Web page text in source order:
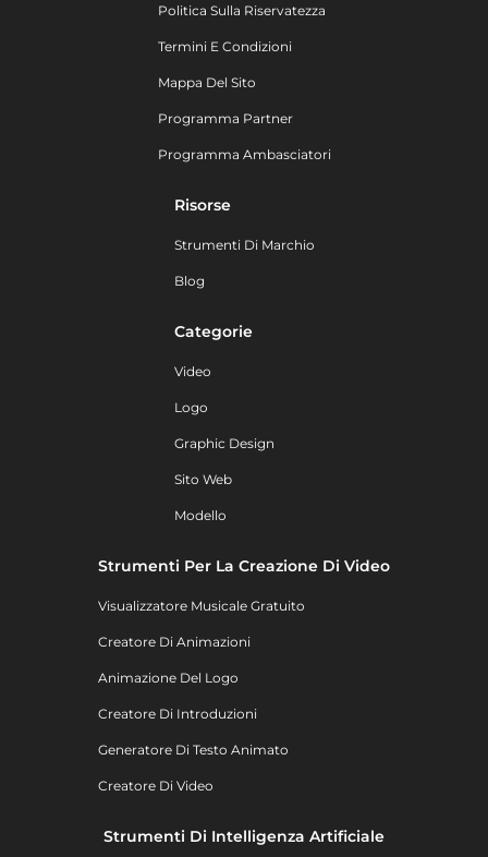
Politica Sulla Riservatezza
Termini E Condizioni
Mappa Del Sito
Programma Partner
Programma Ambasciatori
Risorse
Strumenti Di Marchio
Blog
Categorie
Video
Logo
Graphic Design
Sito Web
Modello
Strumenti Per La Creazione Di Video
Visualizzatore Musicale Gratuito
Creatore Di Animazioni
Animazione Del Logo
Creatore Di Introduzioni
Generatore Di Testo Animato
Creatore Di Video
Strumenti Di Intelligenza Artificiale